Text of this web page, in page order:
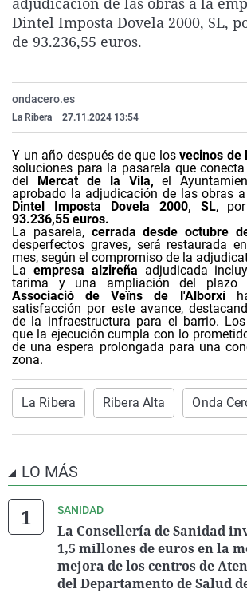
La
Dintel Imposta Dovela 2000, SL,
de 93.236,55 euros.
ondacero.es
La Ribera 27.11.2024 13:54
Y un año después de que losvecinos de
soluciones para la pasarela que
del Mercat de la Vila, el
aprobado la adjudicación de las obras
Dintel Imposta Dovela 2000, SL,
93.236,55 euros.
La pasarela, cerrada desde octubre
desperfectos graves, será restaurada
mes, según el compromiso de la
La empresa alzireña adjudicada
tarima y una ampliación del plazo
Associació de Veïns de l'Alborxí
satisfacción por este avance,
de la infraestructura para el barrio.
que la ejecución cumpla con lo
de una espera prolongada para una
zona.
La Ribera Ribera Alta Onda
LO MÁS
SANIDAD
La Consellería de Sanidad
1,5 millones de euros en la
mejora de los centros de
del Departamento de Salud